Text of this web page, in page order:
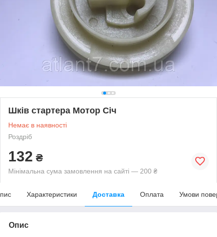
Шків стартера Мотор Січ
Немає в наявності
Роздріб
132 ₴
Мінімальна сума замовлення на сайті — 200 ₴
Характеристики Доставка Оплата Умови
Опис